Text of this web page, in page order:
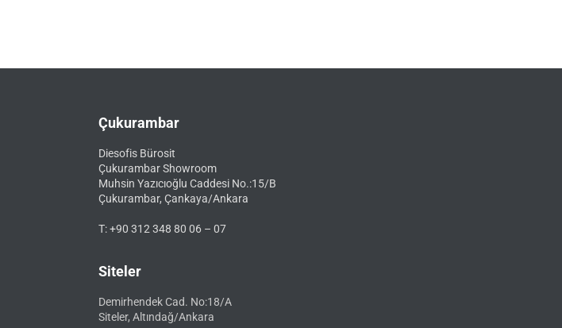
Çukurambar
Diesofis Bürosit
Çukurambar Showroom
Muhsin Yazıcıoğlu Caddesi No.:15/B
Çukurambar, Çankaya/Ankara
T: +90 312 348 80 06 – 07
Siteler
Demirhendek Cad. No:18/A
Siteler, Altındağ/Ankara